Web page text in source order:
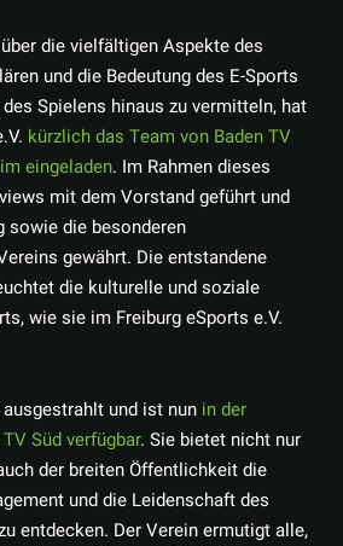
die vielfältigen Aspekte des
und die Bedeutung des E-Sports
Spielens hinaus zu vermitteln, hat
kürzlich das Team von Baden TV
eingeladen. Im Rahmen dieses
mit dem Vorstand geführt und
sowie die besonderen
gewährt. Die entstandene
die kulturelle und soziale
wie sie im Freiburg eSports e.V.
und ist nun in der
Süd verfügbar. Sie bietet nicht nur
der breiten Öffentlichkeit die
und die Leidenschaft des
entdecken. Der Verein ermutigt alle,